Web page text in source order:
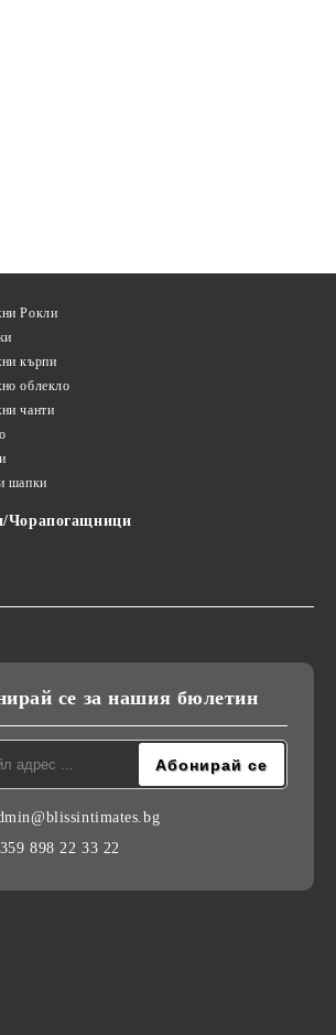
Рокли
кърпи
облекло
чанти
шапки
Чорапогащници
се за нашия бюлетин
898 22 33 22